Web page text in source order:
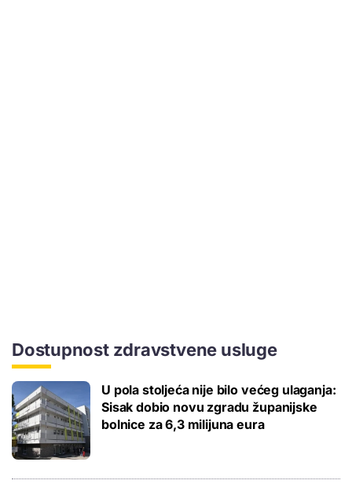
Dostupnost zdravstvene usluge
U pola stoljeća nije bilo većeg ulaganja:
Sisak dobio novu zgradu županijske
bolnice za 6,3 milijuna eura